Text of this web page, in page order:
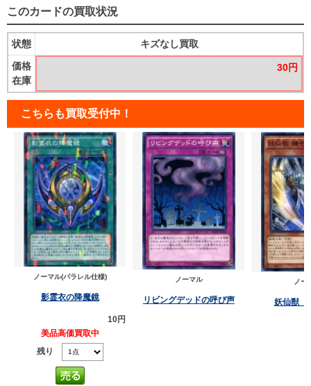
このカードの買取状況
状態
価格
在庫
キズなし買取
30円
こちらも買取受付中！
ノーマル(パラレル仕様)
影霊衣の降魔鏡
10円
美品高価買取中
残り
ノーマル
リビングデッドの呼び声
ノー
妖仙獣